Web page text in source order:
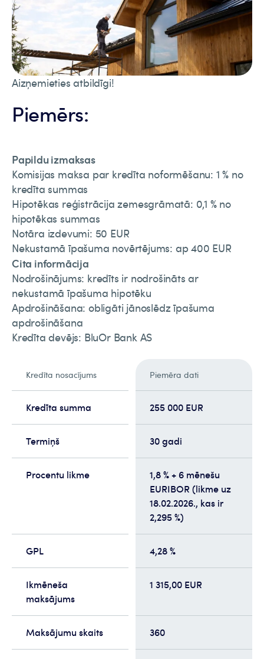
Aizņemieties atbildīgi!
Piemērs:
Papildu izmaksas
Komisijas maksa par kredīta noformēšanu: 1 % no
kredīta summas
Hipotēkas reģistrācija zemesgrāmatā: 0,1 % no
hipotēkas summas
Notāra izdevumi: 50 EUR
Nekustamā īpašuma novērtējums: ap 400 EUR
Cita informācija
Nodrošinājums: kredīts ir nodrošināts ar
nekustamā īpašuma hipotēku
Apdrošināšana: obligāti jānoslēdz īpašuma
apdrošināšana
Kredīta devējs: BluOr Bank AS
Kredīta nosacījums Piemēra dati
Kredīta summa 255 000 EUR
Termiņš 30 gadi
Procentu likme
1,8 % + 6 mēnešu
EURIBOR (likme uz
18.02.2026., kas ir
2,295 %)
GPL 4,28 %
Ikmēneša
maksājums
1 315,00 EUR
Maksājumu skaits 360